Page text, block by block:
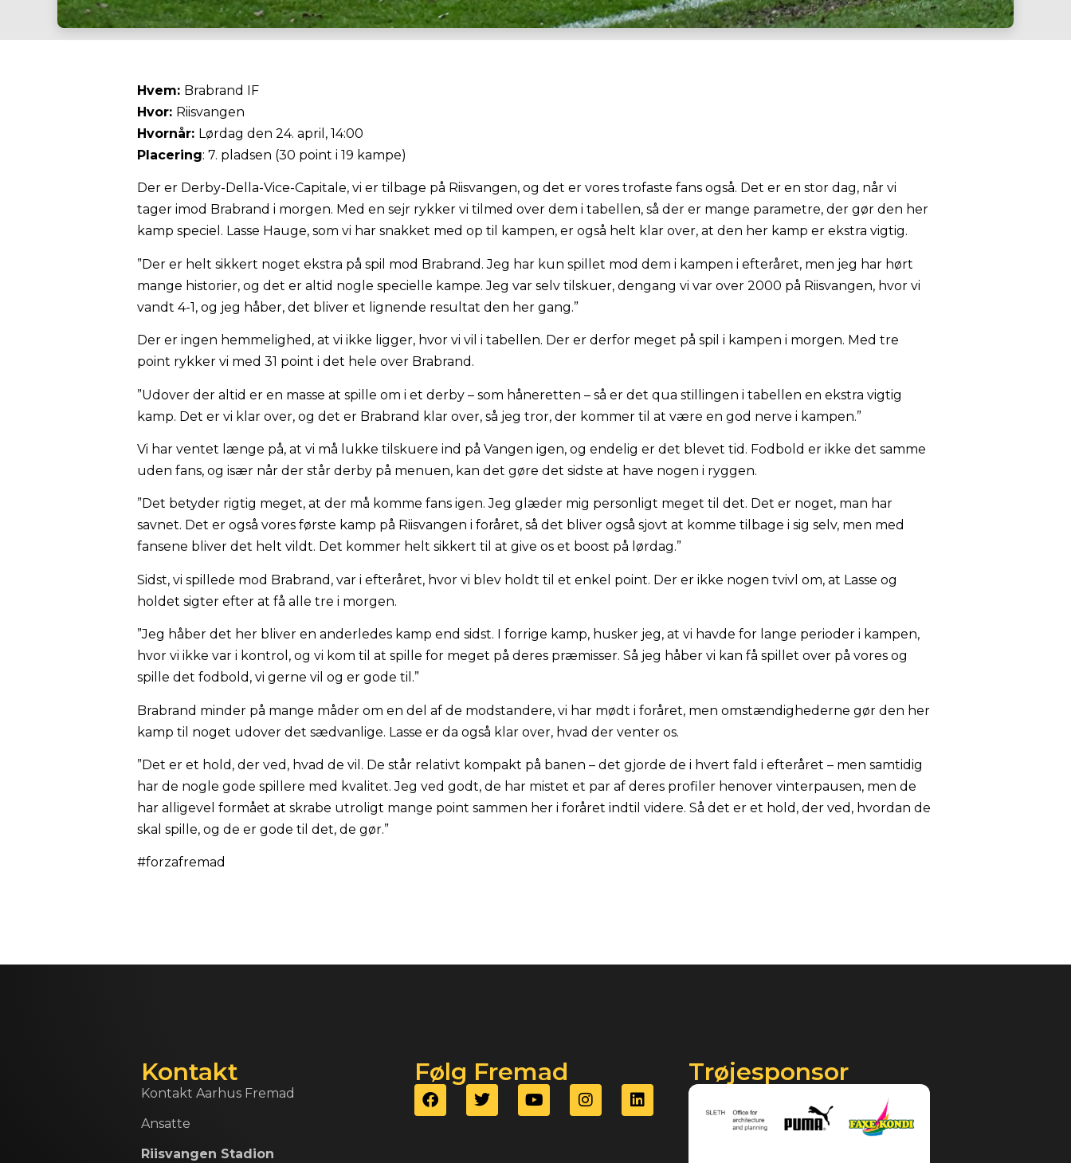
Hvem: Brabrand IF
Hvor: Riisvangen
Hvornår: Lørdag den 24. april, 14:00
Placering: 7. pladsen (30 point i 19 kampe)
Der er Derby-Della-Vice-Capitale, vi er tilbage på Riisvangen, og det er vores trofaste fans også. Det er en stor dag, når vi
tager imod Brabrand i morgen. Med en sejr rykker vi tilmed over dem i tabellen, så der er mange parametre, der gør den her
kamp speciel. Lasse Hauge, som vi har snakket med op til kampen, er også helt klar over, at den her kamp er ekstra vigtig.
”Der er helt sikkert noget ekstra på spil mod Brabrand. Jeg har kun spillet mod dem i kampen i efteråret, men jeg har hørt
mange historier, og det er altid nogle specielle kampe. Jeg var selv tilskuer, dengang vi var over 2000 på Riisvangen, hvor vi
vandt 4-1, og jeg håber, det bliver et lignende resultat den her gang.”
Der er ingen hemmelighed, at vi ikke ligger, hvor vi vil i tabellen. Der er derfor meget på spil i kampen i morgen. Med tre
point rykker vi med 31 point i det hele over Brabrand.
”Udover der altid er en masse at spille om i et derby – som håneretten – så er det qua stillingen i tabellen en ekstra vigtig
kamp. Det er vi klar over, og det er Brabrand klar over, så jeg tror, der kommer til at være en god nerve i kampen.”
Vi har ventet længe på, at vi må lukke tilskuere ind på Vangen igen, og endelig er det blevet tid. Fodbold er ikke det samme
uden fans, og især når der står derby på menuen, kan det gøre det sidste at have nogen i ryggen.
”Det betyder rigtig meget, at der må komme fans igen. Jeg glæder mig personligt meget til det. Det er noget, man har
savnet. Det er også vores første kamp på Riisvangen i foråret, så det bliver også sjovt at komme tilbage i sig selv, men med
fansene bliver det helt vildt. Det kommer helt sikkert til at give os et boost på lørdag.”
Sidst, vi spillede mod Brabrand, var i efteråret, hvor vi blev holdt til et enkel point. Der er ikke nogen tvivl om, at Lasse og
holdet sigter efter at få alle tre i morgen.
”Jeg håber det her bliver en anderledes kamp end sidst. I forrige kamp, husker jeg, at vi havde for lange perioder i kampen,
hvor vi ikke var i kontrol, og vi kom til at spille for meget på deres præmisser. Så jeg håber vi kan få spillet over på vores og
spille det fodbold, vi gerne vil og er gode til.”
Brabrand minder på mange måder om en del af de modstandere, vi har mødt i foråret, men omstændighederne gør den her
kamp til noget udover det sædvanlige. Lasse er da også klar over, hvad der venter os.
”Det er et hold, der ved, hvad de vil. De står relativt kompakt på banen – det gjorde de i hvert fald i efteråret – men samtidig
har de nogle gode spillere med kvalitet. Jeg ved godt, de har mistet et par af deres profiler henover vinterpausen, men de
har alligevel formået at skrabe utroligt mange point sammen her i foråret indtil videre. Så det er et hold, der ved, hvordan de
skal spille, og de er gode til det, de gør.”
#forzafremad
Kontakt
Kontakt Aarhus Fremad
Ansatte
Riisvangen Stadion
Følg Fremad Trøjesponsor